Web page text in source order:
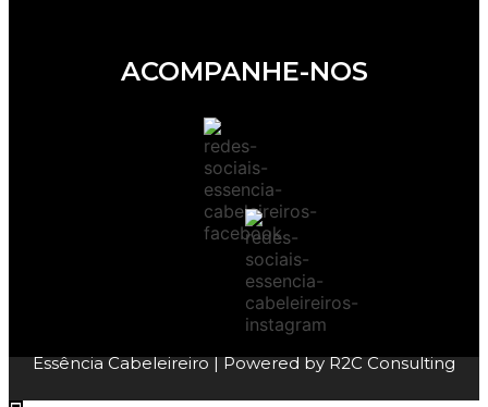
ACOMPANHE-NOS
Essência Cabeleireiro | Powered byR2C Consulting